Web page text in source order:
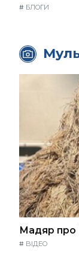
# БЛОГИ
Мадяр про
# ВІДЕО